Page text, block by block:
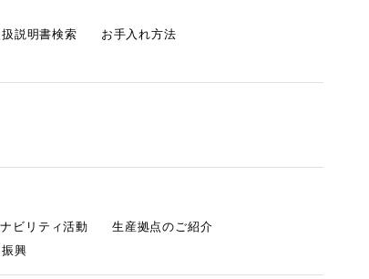
説明書検索
お手入れ方法
ビリティ活動
生産拠点のご紹介
興